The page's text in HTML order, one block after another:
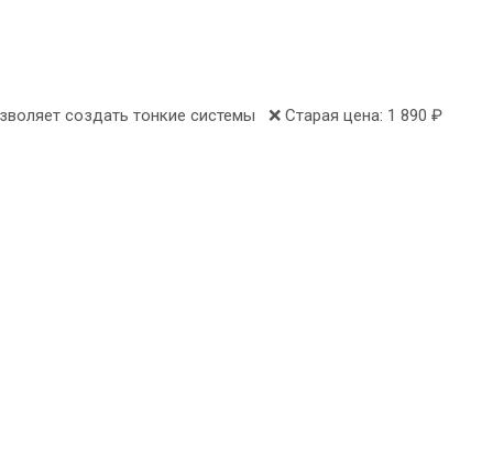
создать тонкие системы ❌ Старая цена: 1 890 ₽